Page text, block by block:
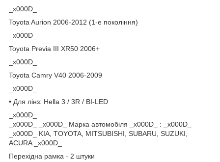
_x000D_
Toyota Aurion 2006-2012 (1-е покоління)
_x000D_
Toyota Previa III XR50 2006+
_x000D_
Toyota Camry V40 2006-2009
_x000D_
• Для лінз: Hella 3 / 3R / BI-LED
_x000D_
_x000D_
_x000D_ Марка автомобіля
_x000D_ : _x000D_
_x000D_ KIA, TOYOTA, MITSUBISHI, SUBARU, SUZUKI,
ACURA
_x000D_
Перехідна рамка - 2 штуки